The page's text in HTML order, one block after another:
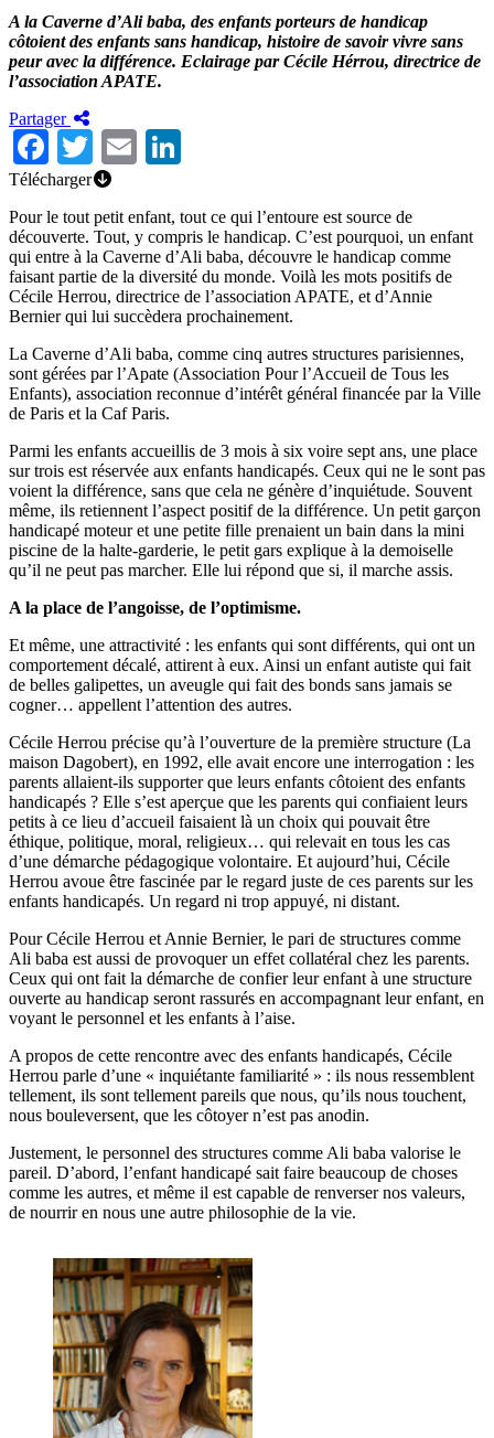
A la Caverne d’Ali baba, des enfants porteurs de handicap
côtoient des enfants sans handicap, histoire de savoir vivre sans
peur avec la différence. Eclairage par Cécile Hérrou, directrice de
l’association APATE.
Partager
Facebook
TwitterEmail
Télécharger
Pour le tout petit enfant, tout ce qui l’entoure est source de
découverte. Tout, y compris le handicap. C’est pourquoi, un enfant
qui entre à la Caverne d’Ali baba, découvre le handicap comme
faisant partie de la diversité du monde. Voilà les mots positifs de
Cécile Herrou, directrice de l’association APATE, et d’Annie
Bernier qui lui succèdera prochainement.
La Caverne d’Ali baba, comme cinq autres structures parisiennes,
sont gérées par l’Apate (Association Pour l’Accueil de Tous les
Enfants), association reconnue d’intérêt général financée par la Ville
de Paris et la Caf Paris.
Parmi les enfants accueillis de 3 mois à six voire sept ans, une place
sur trois est réservée aux enfants handicapés. Ceux qui ne le sont pas
voient la différence, sans que cela ne génère d’inquiétude. Souvent
même, ils retiennent l’aspect positif de la différence. Un petit garçon
handicapé moteur et une petite fille prenaient un bain dans la mini
piscine de la halte-garderie, le petit gars explique à la demoiselle
qu’il ne peut pas marcher. Elle lui répond que si, il marche assis.
A la place de l’angoisse, de l’optimisme.
Et même, une attractivité : les enfants qui sont différents, qui ont un
comportement décalé, attirent à eux. Ainsi un enfant autiste qui fait
de belles galipettes, un aveugle qui fait des bonds sans jamais se
cogner… appellent l’attention des autres.
Cécile Herrou précise qu’à l’ouverture de la première structure (La
maison Dagobert), en 1992, elle avait encore une interrogation : les
parents allaient-ils supporter que leurs enfants côtoient des enfants
handicapés ? Elle s’est aperçue que les parents qui confiaient leurs
petits à ce lieu d’accueil faisaient là un choix qui pouvait être
éthique, politique, moral, religieux… qui relevait en tous les cas
d’une démarche pédagogique volontaire. Et aujourd’hui, Cécile
Herrou avoue être fascinée par le regard juste de ces parents sur les
enfants handicapés. Un regard ni trop appuyé, ni distant.
Pour Cécile Herrou et Annie Bernier, le pari de structures comme
Ali baba est aussi de provoquer un effet collatéral chez les parents.
Ceux qui ont fait la démarche de confier leur enfant à une structure
ouverte au handicap seront rassurés en accompagnant leur enfant, en
voyant le personnel et les enfants à l’aise.
A propos de cette rencontre avec des enfants handicapés, Cécile
Herrou parle d’une « inquiétante familiarité » : ils nous ressemblent
tellement, ils sont tellement pareils que nous, qu’ils nous touchent,
nous bouleversent, que les côtoyer n’est pas anodin.
Justement, le personnel des structures comme Ali baba valorise le
pareil. D’abord, l’enfant handicapé sait faire beaucoup de choses
comme les autres, et même il est capable de renverser nos valeurs,
de nourrir en nous une autre philosophie de la vie.